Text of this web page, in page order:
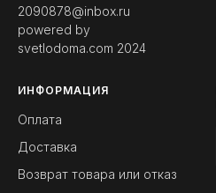
2090878@inbox.ru
powered by
svetlodoma.com 2024
ИНФОРМАЦИЯ
Оплата
Доставка
Возврат товара или отказ